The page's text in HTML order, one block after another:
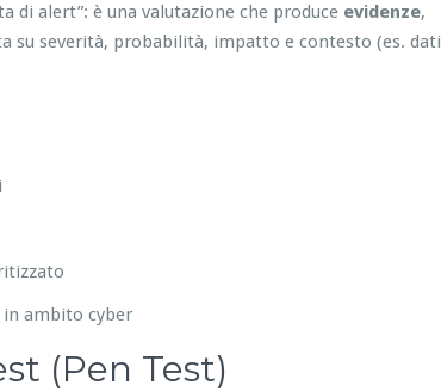
di alert”: è una valutazione che produce evidenze,
su severità, probabilità, impatto e contesto (es. dati
ambito cyber
(Pen Test)